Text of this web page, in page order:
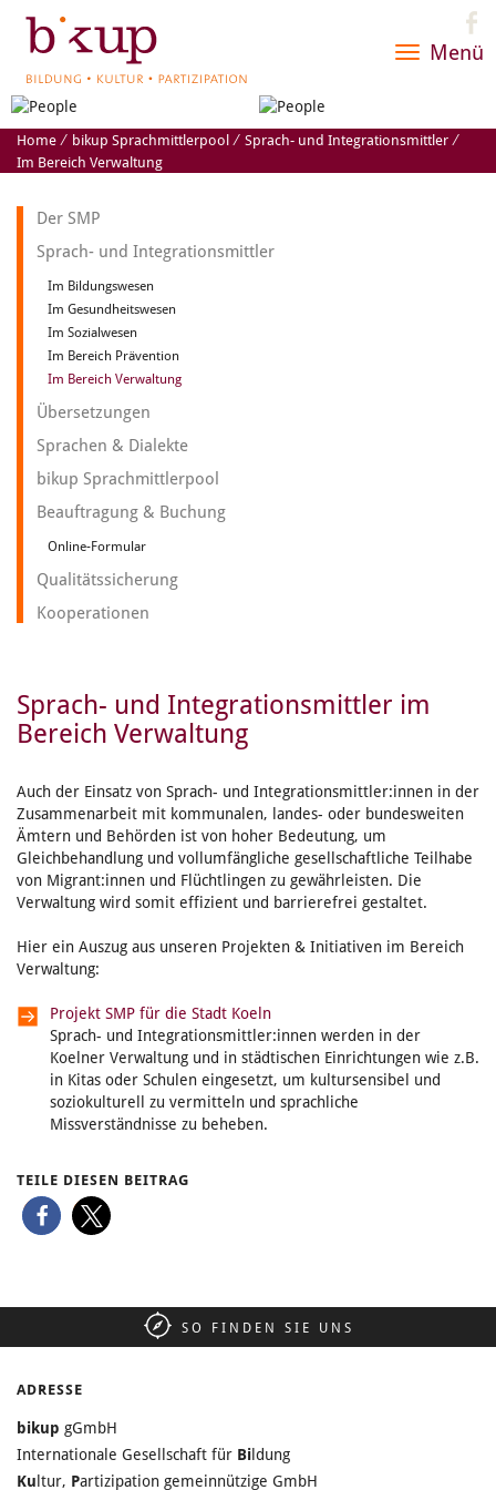
Menü
Toggle
Home⁄ bikup Sprachmittlerpool⁄ Sprach- und Integrationsmittler⁄
Im Bereich Verwaltung
Der SMP
Sprach- und Integrationsmittler
Im Bildungswesen
Im Gesundheitswesen
Im Sozialwesen
Im Bereich Prävention
Im Bereich Verwaltung
Übersetzungen
Sprachen & Dialekte
bikup Sprachmittlerpool
Beauftragung & Buchung
Online-Formular
Qualitätssicherung
Kooperationen
Sprach- und Integrationsmittler im
Bereich Verwaltung
Auch der Einsatz von Sprach- und Integrationsmittler:innen in der
Zusammenarbeit mit kommunalen, landes- oder bundesweiten
Ämtern und Behörden ist von hoher Bedeutung, um
Gleichbehandlung und vollumfängliche gesellschaftliche Teilhabe
von Migrant:innen und Flüchtlingen zu gewährleisten. Die
Verwaltung wird somit effizient und barrierefrei gestaltet.
Hier ein Auszug aus unseren Projekten & Initiativen im Bereich
Verwaltung:
Projekt SMP für die Stadt Koeln
Sprach- und Integrationsmittler:innen werden in der
Koelner Verwaltung und in städtischen Einrichtungen wie z.B.
in Kitas oder Schulen eingesetzt, um kultursensibel und
soziokulturell zu vermitteln und sprachliche
Missverständnisse zu beheben.
TEILE DIESEN BEITRAG
SO FINDEN SIE UNS
ADRESSE
bikup gGmbH
Internationale Gesellschaft für Bildung
Kultur, Partizipation gemeinnützige GmbH